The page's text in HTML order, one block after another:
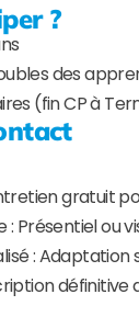
?
des
(fin CP à
gratuit
: Présentiel ou
:
définitive